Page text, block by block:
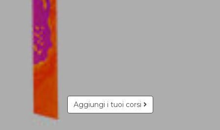
Aggiungi i tuoi corsi